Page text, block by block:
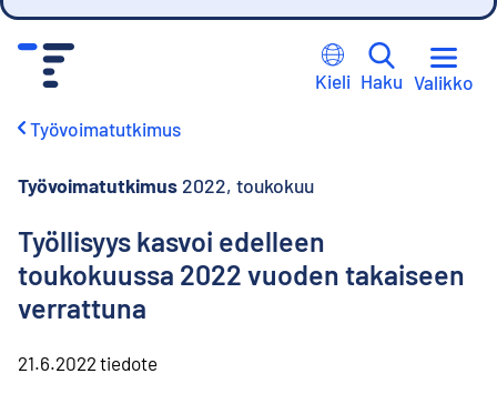
Kieli Haku Valikko
Työvoimatutkimus
Työvoimatutkimus 2022, toukokuu
Työllisyys kasvoi edelleen
toukokuussa 2022 vuoden takaiseen
verrattuna
21.6.2022 tiedote